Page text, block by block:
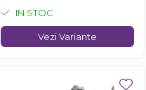
IN STOC
Vezi Variante